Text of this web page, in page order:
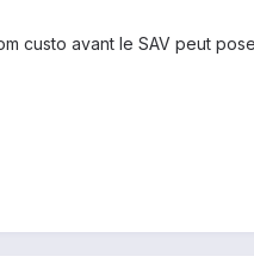
custo avant le SAV peut